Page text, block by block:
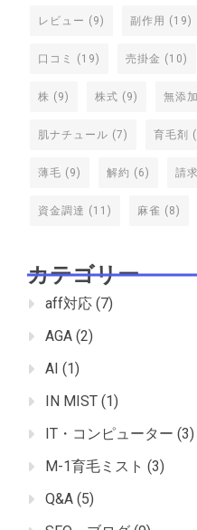
レビュー (9) 副作用 (19)
口コミ (19) 売掛金 (10)
株 (9) 株式 (9) 無添加
肌ナチュール (7) 育毛剤
薄毛 (9) 解約 (6) 請
資金調達 (11) 麻雀 (8)
カテゴリー
aff対応 (7)
AGA (2)
AI (1)
IN MIST (1)
IT・コンピューター (3)
M-1育毛ミスト (3)
Q&A (5)